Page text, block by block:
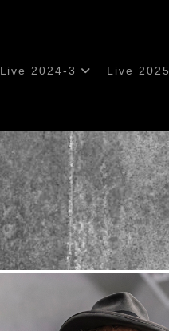
Live 2024-3 Live 2025